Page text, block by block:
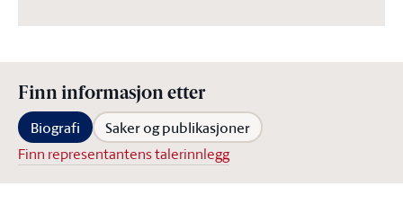
Finn informasjon etter
Biografi Saker og publikasjoner
Finn representantens talerinnlegg